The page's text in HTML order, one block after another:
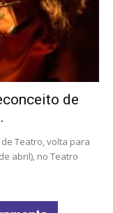
de
Teatro, volta para
abril), no Teatro